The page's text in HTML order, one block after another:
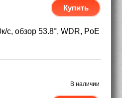
Купить
с, обзор 53.8°, WDR, PoE
В наличии